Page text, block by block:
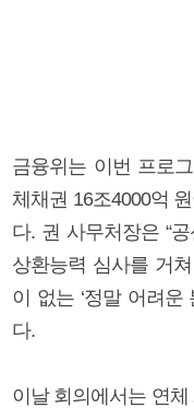
금융위는 이번 프로
체채권 16조4000억
다. 권 사무처장은 “
상환능력 심사를 거
이 없는 ‘정말 어려운
다.
이날 회의에서는 연체